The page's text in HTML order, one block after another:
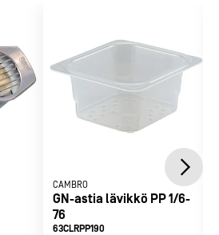
CAMBRO
GN-astia lävikkö PP 1/6-
76
63CLRPP190